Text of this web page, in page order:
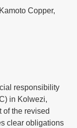
Copper,
responsibility
in Kolwezi,
of the revised
clear obligations